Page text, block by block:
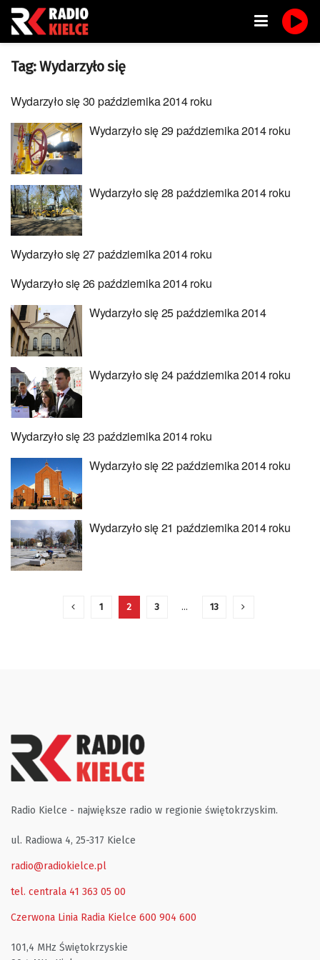
Tag:Wydarzyło się
Wydarzyło się 30 października 2014 roku
Wydarzyło się 29 października 2014 roku
Wydarzyło się 28 października 2014 roku
Wydarzyło się 27 października 2014 roku
Wydarzyło się 26 października 2014 roku
Wydarzyło się 25 października 2014
Wydarzyło się 24 października 2014 roku
Wydarzyło się 23 października 2014 roku
Wydarzyło się 22 października 2014 roku
Wydarzyło się 21 października 2014 roku
1 2 3 … 13
Radio Kielce - największe radio w regionie świętokrzyskim.
ul. Radiowa 4, 25-317 Kielce
radio@radiokielce.pl
tel. centrala 41 363 05 00
Czerwona Linia Radia Kielce 600 904 600
101,4 MHz Świętokrzyskie